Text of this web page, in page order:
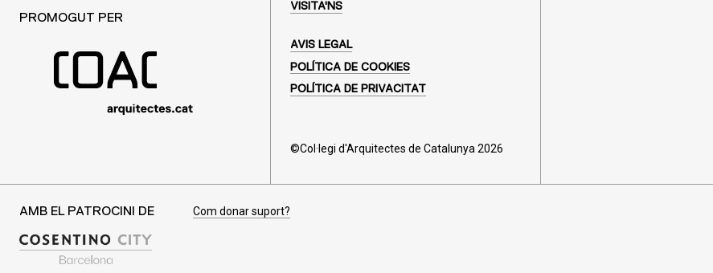
PROMOGUT PER
VISITA'NS
AVIS LEGAL
POLÍTICA DE COOKIES
POLÍTICA DE PRIVACITAT
©Col·legi d'Arquitectes de Catalunya 2026
AMB EL PATROCINI DE Com donar suport?